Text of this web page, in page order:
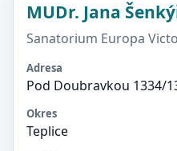
MUDr. Jana
Sanatorium Europa
Adresa
Pod Doubravkou 1334/
Okres
Teplice